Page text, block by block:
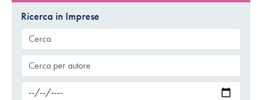
Ricerca in Imprese